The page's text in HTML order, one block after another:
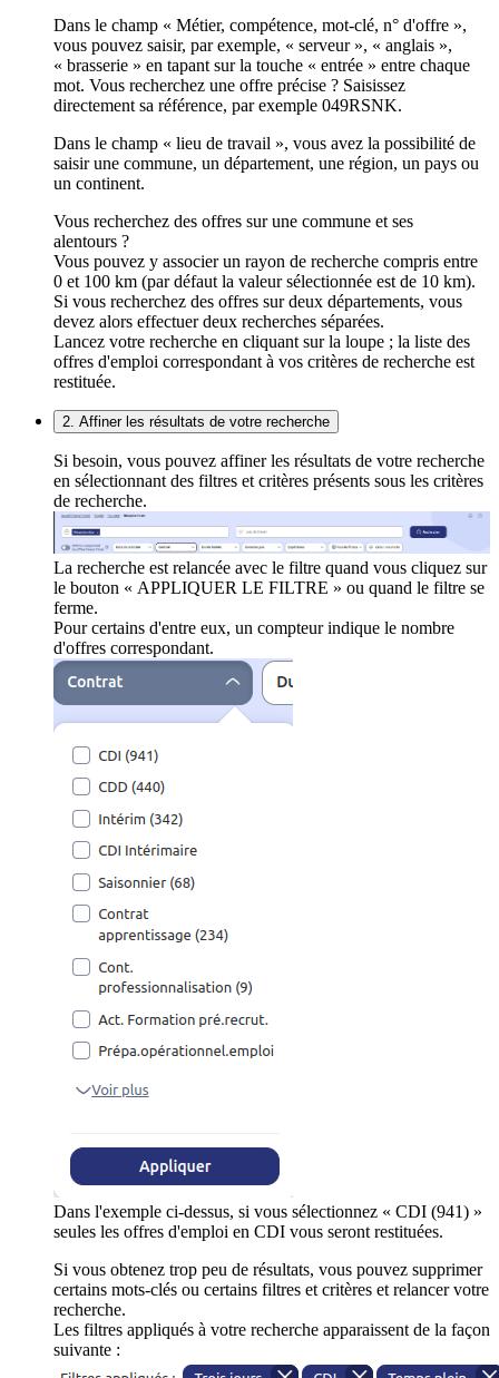
Dans le champ « Métier, compétence, mot-clé, n° d'offre »,
vous pouvez saisir, par exemple, « serveur », « anglais »,
« brasserie » en tapant sur la touche « entrée » entre chaque
mot. Vous recherchez une offre précise ? Saisissez
directement sa référence, par exemple 049RSNK.
Dans le champ « lieu de travail », vous avez la possibilité de
saisir une commune, un département, une région, un pays ou
un continent.
Vous recherchez des offres sur une commune et ses
alentours ?
Vous pouvez y associer un rayon de recherche compris entre
0 et 100 km (par défaut la valeur sélectionnée est de 10 km).
Si vous recherchez des offres sur deux départements, vous
devez alors effectuer deux recherches séparées.
Lancez votre recherche en cliquant sur la loupe ; la liste des
offres d'emploi correspondant à vos critères de recherche est
restituée.
2. Affiner les résultats de votre recherche
Si besoin, vous pouvez affiner les résultats de votre recherche
en sélectionnant des filtres et critères présents sous les critères
de recherche.
La recherche est relancée avec le filtre quand vous cliquez sur
le bouton « APPLIQUER LE FILTRE » ou quand le filtre se
ferme.
Pour certains d'entre eux, un compteur indique le nombre
d'offres correspondant.
Dans l'exemple ci-dessus, si vous sélectionnez « CDI (941) »
seules les offres d'emploi en CDI vous seront restituées.
Si vous obtenez trop peu de résultats, vous pouvez supprimer
certains mots-clés ou certains filtres et critères et relancer votre
recherche.
Les filtres appliqués à votre recherche apparaissent de la façon
suivante :